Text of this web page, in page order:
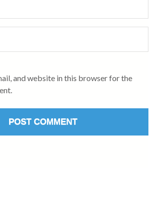
and website in this browser for the